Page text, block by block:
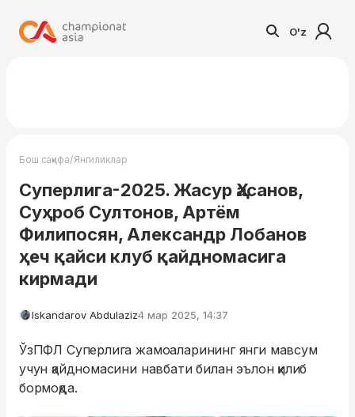
O'z
Бош саҳифа/Янгиликлар
Суперлига-2025. Жасур Ҳасанов,
Суҳроб Султонов, Артём
Филипосян, Александр Лобанов
ҳеч қайси клуб қайдномасига
кирмади
Iskandarov Abdulaziz4 мар 2025, 14:37
ЎзПФЛ Суперлига жамоаларининг янги мавсум
учун қайдномасини навбати билан эълон қилиб
бормоқда.